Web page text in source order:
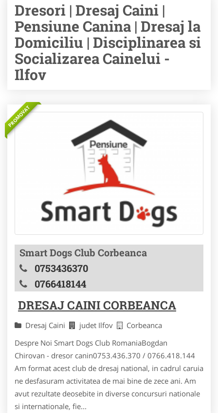
Dresori | Dresaj Caini |
Pensiune Canina | Dresaj la
Domiciliu | Disciplinarea si
Socializarea Cainelui -
Ilfov
PROMOVAT
Smart Dogs Club Corbeanca
0753436370
0766418144
DRESAJ CAINI CORBEANCA
Dresaj Caini judet Ilfov
Corbeanca
Despre Noi Smart Dogs Club RomaniaBogdan
Chirovan - dresor canin0753.436.370 / 0766.418.144
Am format acest club de dresaj national, in cadrul caruia
ne desfasuram activitatea de mai bine de zece ani. Am
avut rezultate deosebite in diverse concursuri nationale
si internationale, fie...